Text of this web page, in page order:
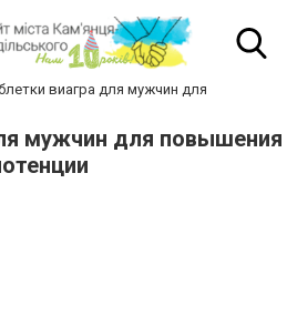
виагра для мужчин для
мужчин для повышения